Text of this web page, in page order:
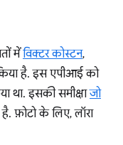
मेंविक्टर कोस्टन,
है. इस एपीआई को
था. इसकी समीक्षाजो
फ़ोटो के लिए, लॉरा